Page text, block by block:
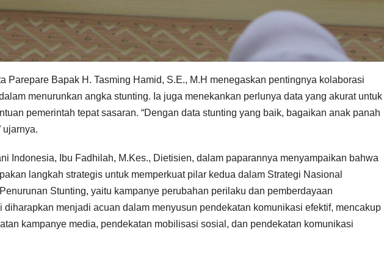
Parepare Bapak H. Tasming Hamid, S.E., M.H menegaskan pentingnya kolaborasi
menurunkan angka stunting. Ia juga menekankan perlunya data yang akurat untuk
pemerintah tepat sasaran. “Dengan data stunting yang baik, bagaikan anak panah
ujarnya.
Indonesia, Ibu Fadhilah, M.Kes., Dietisien, dalam paparannya menyampaikan bahwa
langkah strategis untuk memperkuat pilar kedua dalam Strategi Nasional
Stunting, yaitu kampanye perubahan perilaku dan pemberdayaan
diharapkan menjadi acuan dalam menyusun pendekatan komunikasi efektif, mencakup
kampanye media, pendekatan mobilisasi sosial, dan pendekatan komunikasi